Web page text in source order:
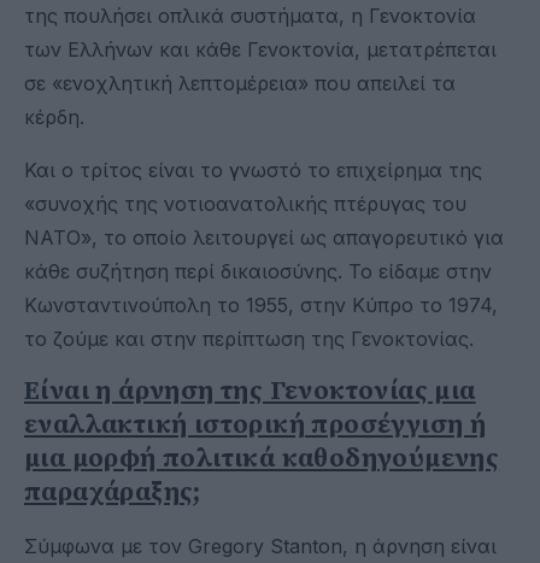
της πουλήσει οπλικά συστήματα, η Γενοκτονία
των Ελλήνων και κάθε Γενοκτονία, μετατρέπεται
σε «ενοχλητική λεπτομέρεια» που απειλεί τα
κέρδη.
Και ο τρίτος είναι το γνωστό το επιχείρημα της
«συνοχής της νοτιοανατολικής πτέρυγας του
ΝΑΤΟ», το οποίο λειτουργεί ως απαγορευτικό για
κάθε συζήτηση περί δικαιοσύνης. Το είδαμε στην
Κωνσταντινούπολη το 1955, στην Κύπρο το 1974,
το ζούμε και στην περίπτωση της Γενοκτονίας.
Είναι η άρνηση της Γενοκτονίας μια
εναλλακτική ιστορική προσέγγιση ή
μια μορφή πολιτικά καθοδηγούμενης
παραχάραξης;
Σύμφωνα με τον Gregory Stanton, η άρνηση είναι